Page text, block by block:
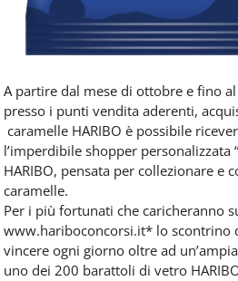
A partire dal mese di ottobre e fino
presso i punti vendita aderenti,
caramelle HARIBO è possibile
l’imperdibile shopper personalizzata
HARIBO, pensata per collezionare e
caramelle.
Per i più fortunati che caricheranno
www.hariboconcorsi.it* lo scontrino
vincere ogni giorno oltre ad
uno dei 200 barattoli di vetro